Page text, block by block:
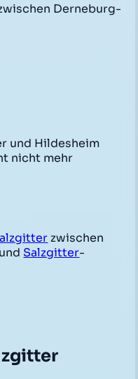
Derneburg-
und Hildesheim
nicht mehr
zwischen
Salzgitter-